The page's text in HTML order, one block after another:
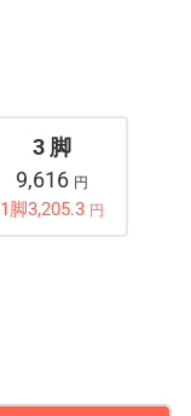
3 脚
9,616 円
1脚3,205.3 円